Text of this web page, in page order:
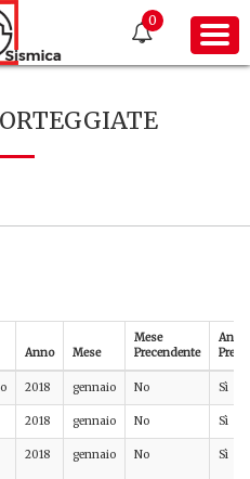
0
Anno Mese
Mese
Precendente
Anno
2018 gennaio No Sì
2018 gennaio No Sì
2018 gennaio No Sì